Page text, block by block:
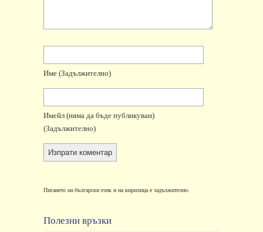
Име (задължително)
Имейл (няма да бъде публикуван)
(задължително)
Писането на български език и на кирилица е задължително.
Полезни връзки